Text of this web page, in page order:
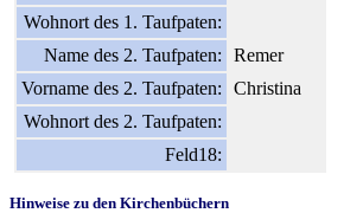
Wohnort des 1. Taufpaten:
Name des 2. Taufpaten:
Remer
Vorname des 2. Taufpaten:
Christina
Wohnort des 2. Taufpaten:
Feld18:
Hinweise zu den Kirchenbüchern